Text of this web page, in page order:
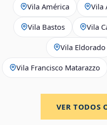
Vila América Vila
Vila Bastos Vila
Vila Eldorado
Vila Francisco Matarazzo
VER TODOS